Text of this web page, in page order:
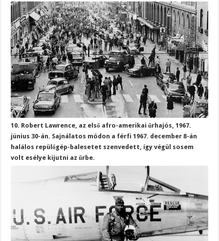
10. Robert Lawrence, az első afro-amerikai űrhajós, 1967.
június 30-án. Sajnálatos módon a férfi 1967. december 8-án
halálos repülőgép-balesetet szenvedett, így végül sosem
volt esélye kijutni az űrbe.